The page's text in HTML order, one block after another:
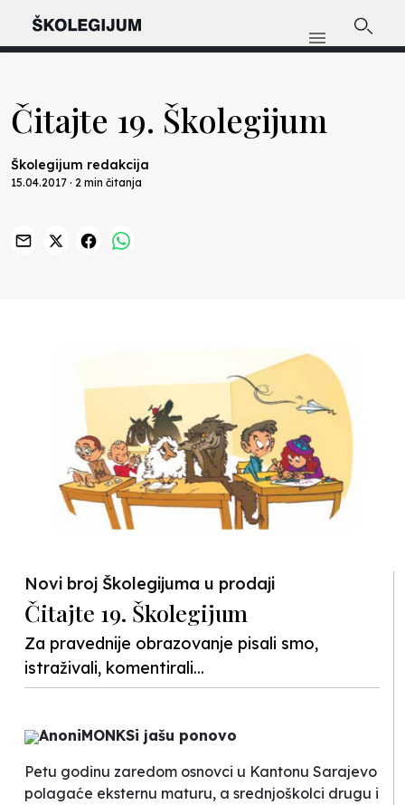
Čitajte 19. Školegijum
Školegijum redakcija
15.04.2017 · 2 min čitanja
Novi broj Školegijuma u prodaji
Čitajte 19. Školegijum
Za pravednije obrazovanje pisali smo,
istraživali, komentirali...
AnoniMONKSi jašu ponovo
Petu godinu zaredom osnovci u Kantonu Sarajevo
polagaće eksternu maturu, a srednjoškolci drugu i